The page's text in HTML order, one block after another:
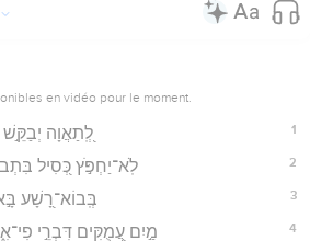
en vidéo pour le moment.
1 לְֽ֭תַאֲוָה יְבַקֵּ֣שׁ
2 לֹֽא־יַחְפֹּ֣ץ כְּ֭סִיל
3 בְּֽבוֹא־רָ֭שָׁע בָּ֣א
4 מַ֣יִם עֲ֭מֻקִּים דִּבְרֵ֣י